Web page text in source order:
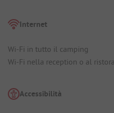
Internet
Wi-Fi in tutto il camping
Wi-Fi nella reception o al
Accessibilità